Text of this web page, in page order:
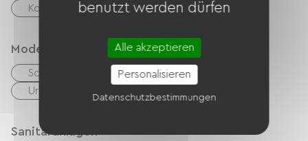
Kochnische Vier Kühlschrank
Modes de paiement
Schecks
Bargeld
Urlaubsgutscheine (ANCV)
Sanitäranlagen
benutzt werden dürfen
Alle akzeptieren
Personalisieren
Datenschutzbestimmungen